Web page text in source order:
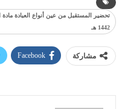
تحضير المستقبل من عين أنواع العبادة مادة
1442 هـ
مشاركة Facebook